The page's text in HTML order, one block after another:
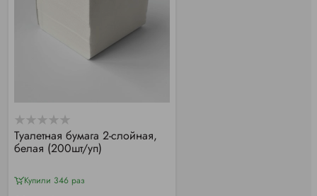
Туалетная бумага 2-слойная,
белая (200шт/уп)
Купили 346 раз